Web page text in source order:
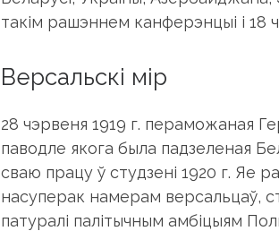
такім рашэннем канферэнцыі і 18
Версальскі мір
28 чэрвеня 1919 г. пераможаная
паводле якога была падзеленая
сваю працу ў студзені 1920 г. Яе
насуперак намерам версальцаў,
патуралі палітычным амбіцыям